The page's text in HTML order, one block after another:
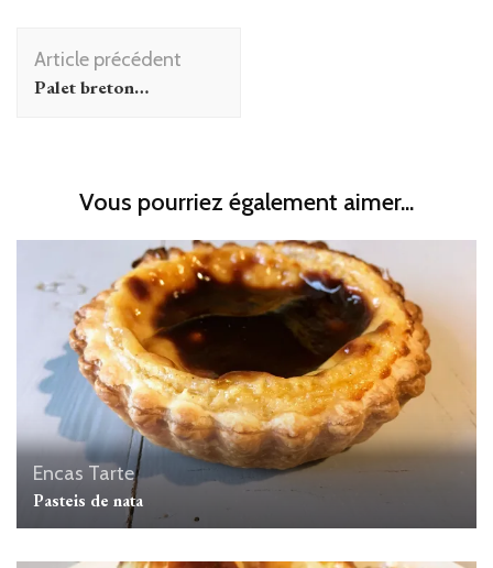
Navigation
d'article
Article précédent
Palet breton…
Vous pourriez également aimer...
Encas Tarte
Pasteis de nata